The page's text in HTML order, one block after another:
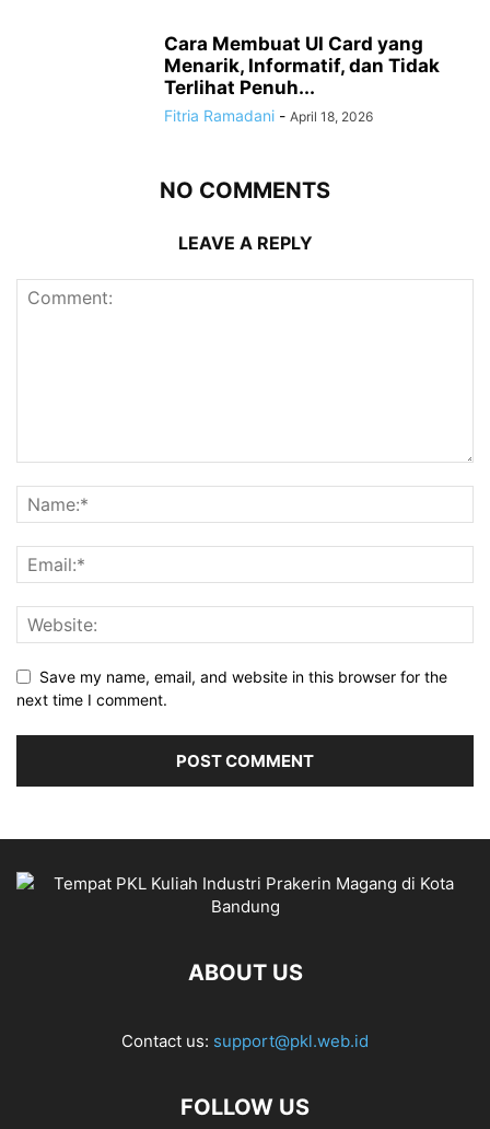
Cara Membuat UI Card yang
Menarik, Informatif, dan Tidak
Terlihat Penuh...
Fitria Ramadani - April 18, 2026
NO COMMENTS
LEAVE A REPLY
Save my name, email, and website in this browser for the
next time I comment.
ABOUT US
Contact us: support@pkl.web.id
FOLLOW US